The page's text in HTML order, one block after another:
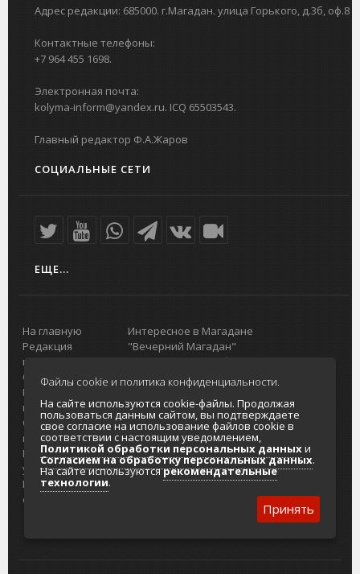
Адрес редакции: 685000. г.Магадан. улица Горького, д.3б, оф.8
Контактные телефоны:
+7 964 455 1698.
Электронная почта:
kolyma-inform@yandex.ru. ICQ 65503543.
Главный редактор Ф.А.Жаров
СОЦИАЛЬНЫЕ СЕТИ
ЕЩЕ...
На главную
Редакция
портала
О проекте
Реклама на
портале
Отзывы и
предложения
Интернет-
услуги
Разработка
сайтов
Интересное в Магадане
"Вечерний Магадан"
Городская доска объявлений
Реклама
Главный туристический портал
Колымы
Политика в отношении обработки
персональных данных
Согласие на обработку персональных
данных
Файлы cookie и политика конфиденциальности.
На сайте используются cookie-файлы. Продолжая
пользоваться данным сайтом, вы подтверждаете
свое согласие на использование файлов cookie в
соответствии с настоящим уведомлением,
Политикой обработки персональных данныхи
Согласием на обработку персональных данных.
На сайте используютсярекомендательные
технологии.
Принять